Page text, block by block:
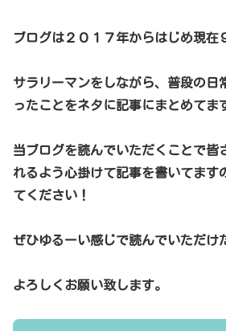
ブログは２０１７年からはじめ現在
サラリーマンをしながら、普段の日
ったことをネタに記事にまとめてま
当ブログを読んでいただくことで皆
れるよう心掛けて記事を書いてます
てください！
ぜひゆるーい感じで読んでいただけ
よろしくお願い致します。